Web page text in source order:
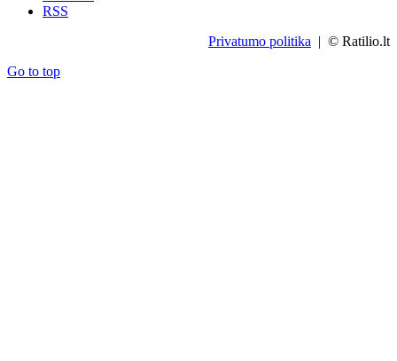
RSS
Privatumo politika | © Ratilio.lt
Go to top